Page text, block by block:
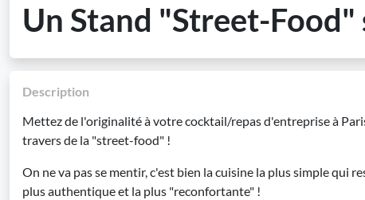
Un Stand "Street-
Description
Mettez de l'originalité à votre cocktail/repas d'entreprise à
travers de la "street-food" !
On ne va pas se mentir, c'est bien la cuisine la plus simple qui
plus authentique et la plus "reconfortante" !